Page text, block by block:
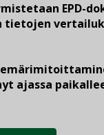
EPD-
tietojen
ajassa